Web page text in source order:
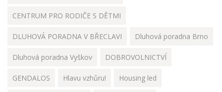
CENTRUM PRO RODIČE S DĚTMI
DLUHOVÁ PORADNA V BŘECLAVI Dluhová poradna Brno
Dluhová poradna Vyškov DOBROVOLNICTVÍ
GENDALOS Hlavu vzhůru! Housing led